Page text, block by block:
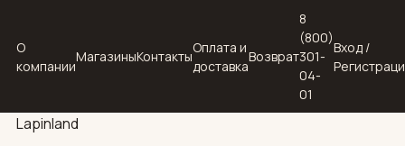
О
компании
МагазиныКонтакты
Оплата и
доставка
Возврат
8
(800)
301-
04-
01
Вход /
Lapinland